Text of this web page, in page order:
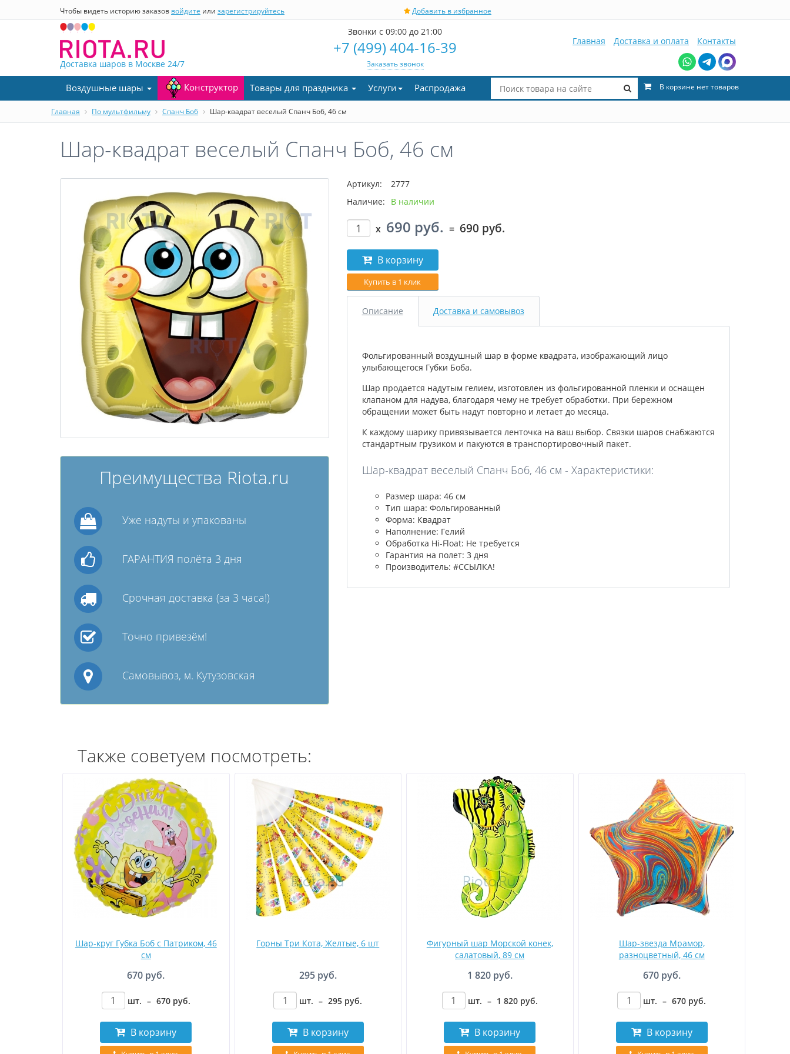
Чтобы видеть историю заказов войдите или зарегистрируйтесь Добавить в избранное
Доставка шаров в Москве 24/7
Звонки с 09:00 до 21:00
+7 (499) 404-16-39
Заказать звонок
Главная Доставка и оплата Контакты
В корзине нет товаров
Воздушные шары Конструктор Товары для праздника Услуги Распродажа
Главная По мультфильму Спанч Боб Шар-квадрат веселый Спанч Боб, 46 см
Шар-квадрат веселый Спанч Боб, 46 см
Преимущества Riota.ru
Уже надуты и упакованы
ГАРАНТИЯ полёта 3 дня
Срочная доставка (за 3 часа!)
Точно привезём!
Самовывоз, м. Кутузовская
Артикул:
2777
Наличие:
В наличии
x 690 руб. = 690 руб.
В корзину
Купить в 1 клик
Описание Доставка и самовывоз
Фольгированный воздушный шар в форме квадрата, изображающий лицо
улыбающегося Губки Боба.
Шар продается надутым гелием, изготовлен из фольгированной пленки и оснащен
клапаном для надува, благодаря чему не требует обработки. При бережном
обращении может быть надут повторно и летает до месяца.
К каждому шарику привязывается ленточка на ваш выбор. Связки шаров снабжаются
стандартным грузиком и пакуются в транспортировочный пакет.
Шар-квадрат веселый Спанч Боб, 46 см - Характеристики:
Размер шара: 46 см
Тип шара: Фольгированный
Форма: Квадрат
Наполнение: Гелий
Обработка Hi-Float: Не требуется
Гарантия на полет: 3 дня
Производитель: #ССЫЛКА!
Также советуем посмотреть:
Шар-круг Губка Боб с Патриком, 46
см
670 руб.
шт. – 670 руб.
В корзину
Горны Три Кота, Желтые, 6 шт
295 руб.
шт. – 295 руб.
В корзину
Фигурный шар Морской конек,
салатовый, 89 см
1 820 руб.
шт. – 1 820 руб.
В корзину
Шар-звезда Мрамор,
разноцветный, 46 см
670 руб.
шт. – 670 руб.
В корзину